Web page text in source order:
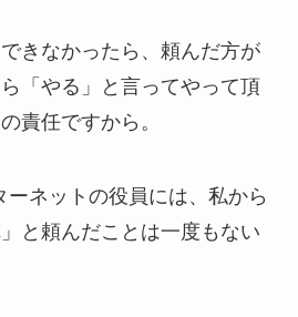
きなかったら、頼んだ方が
「やる」と言ってやって頂
責任ですから。
ネットの役員には、私から
と頼んだことは一度もない